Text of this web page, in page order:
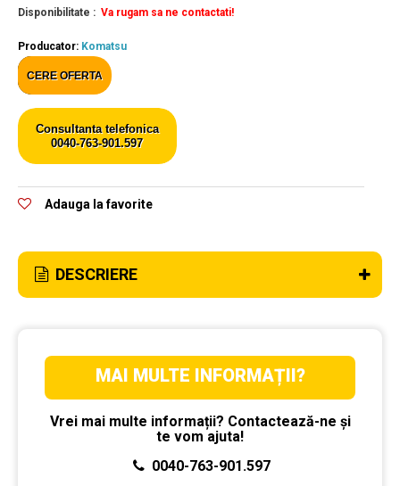
Disponibilitate : Va rugam sa ne contactati!
Producator: Komatsu
CERE OFERTA
Consultanta telefonica
0040-763-901.597
Adauga la favorite
DESCRIERE
MAI MULTE INFORMAȚII?
Vrei mai multe informații? Contactează-ne și
te vom ajuta!
0040-763-901.597